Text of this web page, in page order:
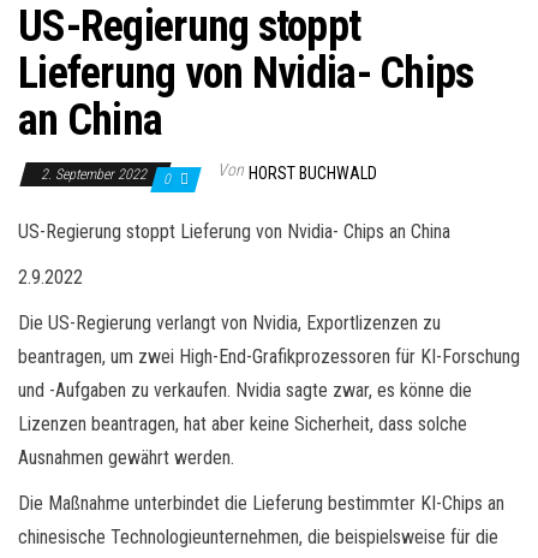
US-Regierung stoppt
Lieferung von Nvidia- Chips
an China
2. September 2022 0 Von HORST BUCHWALD
US-Regierung stoppt Lieferung von Nvidia- Chips an China
2.9.2022
Die US-Regierung verlangt von Nvidia, Exportlizenzen zu
beantragen, um zwei High-End-Grafikprozessoren für KI-Forschung
und -Aufgaben zu verkaufen. Nvidia sagte zwar, es könne die
Lizenzen beantragen, hat aber keine Sicherheit, dass solche
Ausnahmen gewährt werden.
Die Maßnahme unterbindet die Lieferung bestimmter KI-Chips an
chinesische Technologieunternehmen, die beispielsweise für die